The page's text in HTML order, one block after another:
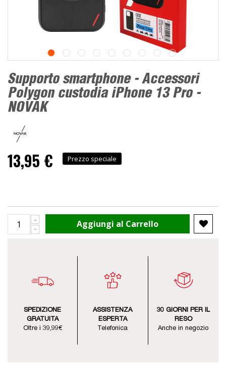
Supporto smartphone - Accessori
Polygon custodia iPhone 13 Pro -
NOVAK
13,95 € Prezzo speciale
Aggiungi al Carrello
SPEDIZIONE
GRATUITA
Oltre i 39,99€
ASSISTENZA
ESPERTA
Telefonica
30 GIORNI PER IL
RESO
Anche in negozio